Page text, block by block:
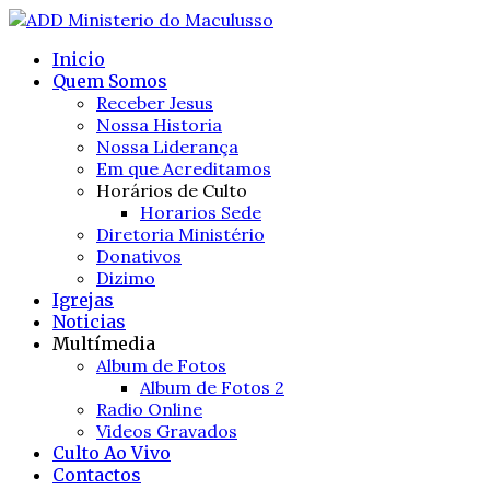
Inicio
Quem Somos
Receber Jesus
Nossa Historia
Nossa Liderança
Em que Acreditamos
Horários de Culto
Horarios Sede
Diretoria Ministério
Donativos
Dizimo
Igrejas
Noticias
Multímedia
Album de Fotos
Album de Fotos 2
Radio Online
Videos Gravados
Culto Ao Vivo
Contactos